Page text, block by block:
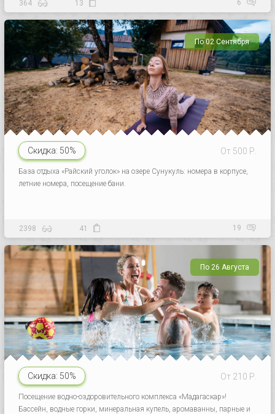
364 13 6
По 02 Сентября
Скидка: 50% От 500 Р.
База отдыха «Райский уголок» на озере Сунукуль: номера в корпусе,
летние номера, посещение бани.
2398 41 19
По 26 Августа
Скидка: 50% От 210 Р.
Посещение водно-оздоровительного комплекса «Мадагаскар»!
Бассейн, водные горки, минеральная купель, аромаванны, парные и